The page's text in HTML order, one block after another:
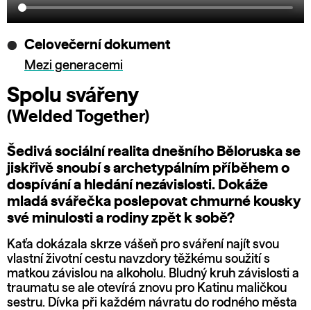
Celovečerní dokument
Mezi generacemi
Spolu svářeny
(Welded Together)
Šedivá sociální realita dnešního Běloruska se
jiskřivě snoubí s archetypálním příběhem o
dospívání a hledání nezávislosti. Dokáže
mladá svářečka poslepovat chmurné kousky
své minulosti a rodiny zpět k sobě?
Kaťa dokázala skrze vášeň pro sváření najít svou
vlastní životní cestu navzdory těžkému soužití s
matkou závislou na alkoholu. Bludný kruh závislosti a
traumatu se ale otevírá znovu pro Katinu maličkou
sestru. Dívka při každém návratu do rodného města